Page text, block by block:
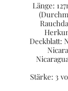
Länge:
Deckblatt:
Stärke: 3